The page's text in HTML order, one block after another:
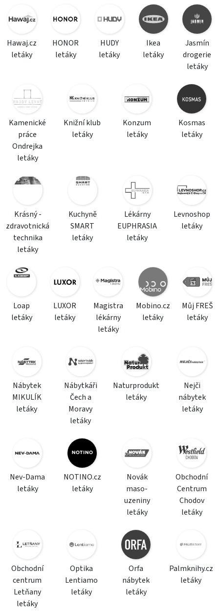
Hawaj.cz
letáky
HONOR
letáky
HUDY
letáky
Ikea
letáky
Jasmín
drogerie
letáky
Kamenické
práce
Ondrejka
letáky
Knižní klub
letáky
Konzum
letáky
Kosmas
letáky
Krásný -
zdravotnická
technika
letáky
Kuchyně
SMART
letáky
Lékárny
EUPHRASIA
letáky
Levnoshop
letáky
Loap
letáky
LUXOR
letáky
Magistra
lékárny
letáky
Mobino.cz
letáky
Můj FREŠ
letáky
Nábytek
MIKULÍK
letáky
Nábytkáři
Čech a
Moravy
letáky
Naturprodukt
letáky
Nejči
nábytek
letáky
Nev-Dama
letáky
NOTINO.cz
letáky
Novák
maso-
uzeniny
letáky
Obchodní
Centrum
Chodov
letáky
Obchodní
centrum
Letňany
letáky
Optika
Lentiamo
letáky
Orfa
nábytek
letáky
Palmknihy.cz
letáky